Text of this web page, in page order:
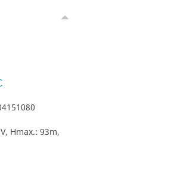
Hmax.: 93m,